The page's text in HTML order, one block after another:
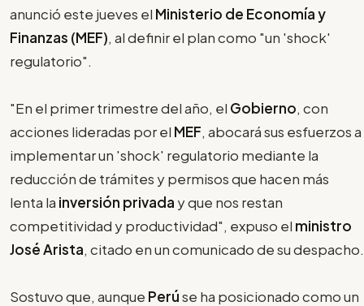
anunció este jueves el Ministerio de Economía y
Finanzas (MEF), al definir el plan como "un 'shock'
regulatorio".
"En el primer trimestre del año, el Gobierno, con
acciones lideradas por el MEF, abocará sus esfuerzos a
implementar un 'shock' regulatorio mediante la
reducción de trámites y permisos que hacen más
lenta la inversión privada y que nos restan
competitividad y productividad", expuso el ministro
José Arista, citado en un comunicado de su despacho.
Sostuvo que, aunque Perúse ha posicionado como un